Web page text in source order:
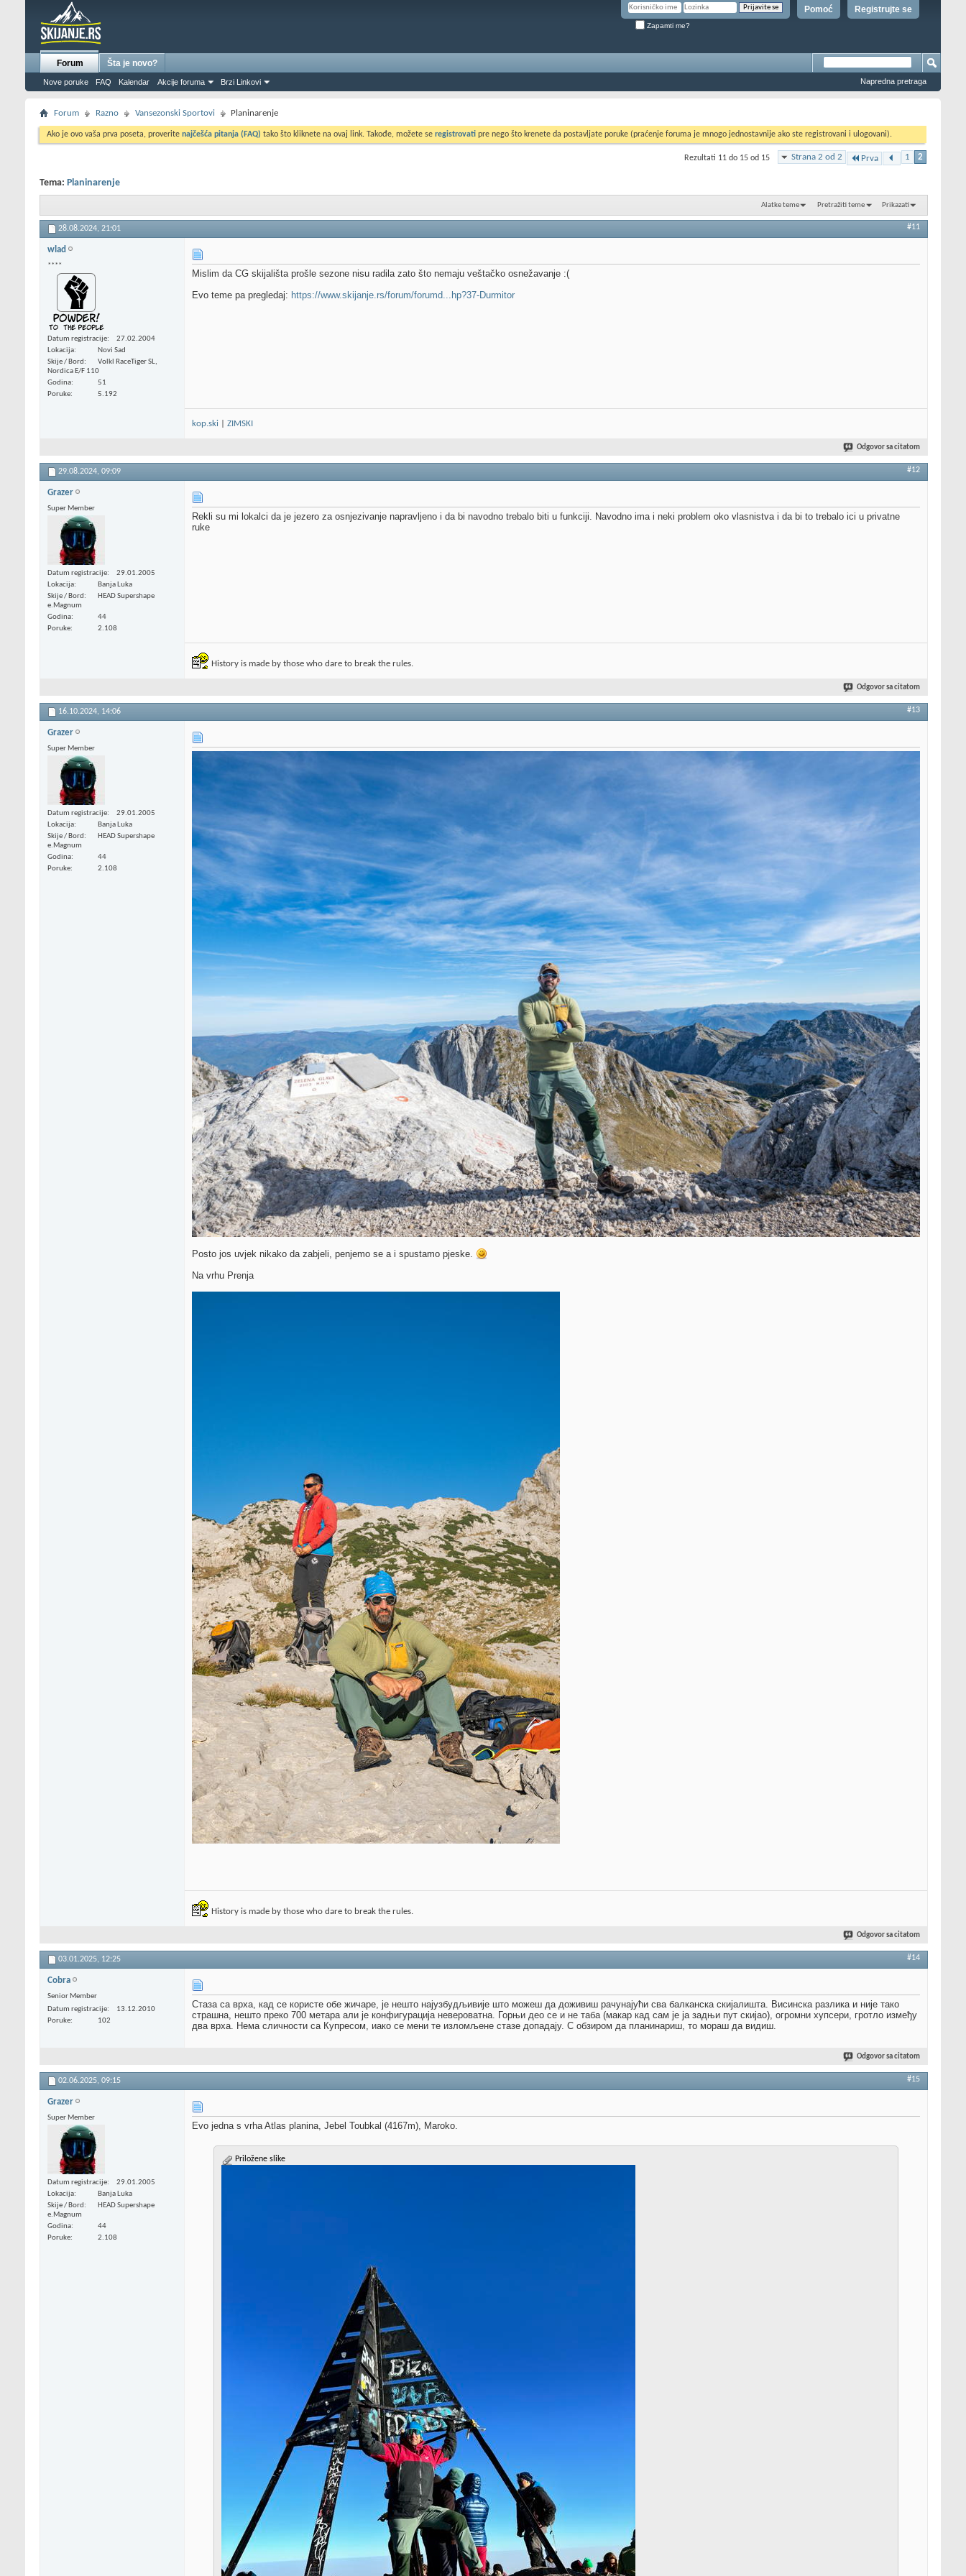
Registrujte se
Pomoć
Zapamti me?
Forum
Nove poruke FAQ Kalendar Akcije foruma Brzi Linkovi
Šta je novo?
Napredna pretraga
Forum Razno Vansezonski Sportovi Planinarenje
Ako je ovo vaša prva poseta, proverite najčešća pitanja (FAQ) tako što kliknete na ovaj link. Takođe, možete se registrovati pre nego što krenete da postavljate poruke (praćenje foruma je mnogo jednostavnije ako ste registrovani i ulogovani).
Strana 2 od 2 Prva 1 2
Rezultati 11 do 15 od 15
Tema: Planinarenje
Alatke teme Pretražiti teme Prikazati
28.08.2024, 21:01 #11
wlad
****
Datum registracije
27.02.2004
Lokacija
Novi Sad
Skije / Bord
Volkl RaceTiger SL,
Nordica E/F 110
Godina
51
Poruke
5.192
Mislim da CG skijališta prošle sezone nisu radila zato što nemaju veštačko osnežavanje :(
Evo teme pa pregledaj: https://www.skijanje.rs/forum/forumd...hp?37-Durmitor
kop.ski ZIMSKI
Odgovor sa citatom
29.08.2024, 09:09 #12
Grazer
Super Member
Datum registracije
29.01.2005
Lokacija
Banja Luka
Skije / Bord
HEAD Supershape
e.Magnum
Godina
44
Poruke
2.108
Rekli su mi lokalci da je jezero za osnjezivanje napravljeno i da bi navodno trebalo biti u funkciji. Navodno ima i neki problem oko vlasnistva i da bi to trebalo ici u privatne
ruke
History is made by those who dare to break the rules.
Odgovor sa citatom
16.10.2024, 14:06 #13
Grazer
Super Member
Datum registracije
29.01.2005
Lokacija
Banja Luka
Skije / Bord
HEAD Supershape
e.Magnum
Godina
44
Poruke
2.108
Posto jos uvjek nikako da zabjeli, penjemo se a i spustamo pjeske.
Na vrhu Prenja
History is made by those who dare to break the rules.
Odgovor sa citatom
03.01.2025, 12:25 #14
Cobra
Senior Member
Datum registracije
13.12.2010
Poruke
102
Стаза са врха, кад се користе обе жичаре, је нешто најузбудљивије што можеш да доживиш рачунајући сва балканска скијалишта. Висинска разлика и није тако
страшна, нешто преко 700 метара али је конфигурација невероватна. Горњи део се и не таба (макар кад сам је ја задњи пут скијао), огромни хупсери, гротло између
два врха. Нема сличности са Купресом, иако се мени те изломљене стазе допадају. С обзиром да планинариш, то мораш да видиш.
Odgovor sa citatom
02.06.2025, 09:15 #15
Grazer
Super Member
Datum registracije
29.01.2005
Lokacija
Banja Luka
Skije / Bord
HEAD Supershape
e.Magnum
Godina
44
Poruke
2.108
Evo jedna s vrha Atlas planina, Jebel Toubkal (4167m), Maroko.
Priložene slike